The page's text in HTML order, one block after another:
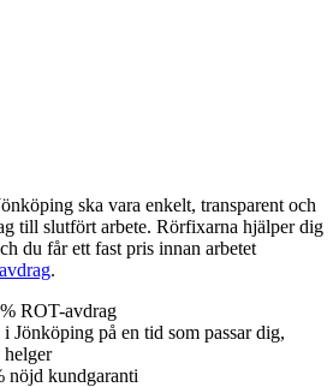
ska vara enkelt, transparent och
till slutfört arbete. Rörfixarna hjälper dig
du får ett fast pris innan arbetet
.
ROT-avdrag
Jönköping på en tid som passar dig,
helger
nöjd kundgaranti